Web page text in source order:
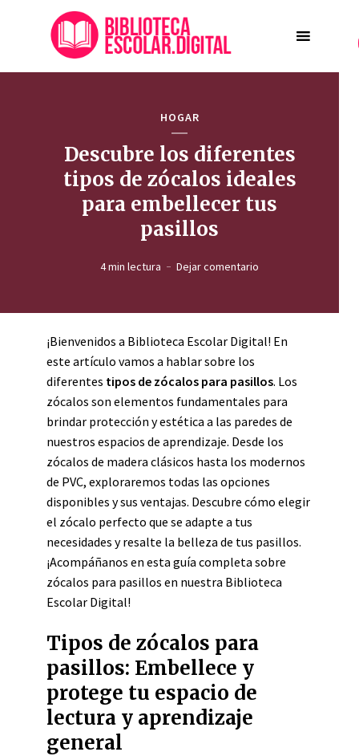
HOGAR
Descubre los diferentes
tipos de zócalos ideales
para embellecer tus
pasillos
4 min lectura Dejar comentario
¡Bienvenidos a Biblioteca Escolar Digital! En
este artículo vamos a hablar sobre los
diferentes tipos de zócalos para pasillos. Los
zócalos son elementos fundamentales para
brindar protección y estética a las paredes de
nuestros espacios de aprendizaje. Desde los
zócalos de madera clásicos hasta los modernos
de PVC, exploraremos todas las opciones
disponibles y sus ventajas. Descubre cómo elegir
el zócalo perfecto que se adapte a tus
necesidades y resalte la belleza de tus pasillos.
¡Acompáñanos en esta guía completa sobre
zócalos para pasillos en nuestra Biblioteca
Escolar Digital!
Tipos de zócalos para
pasillos: Embellece y
protege tu espacio de
lectura y aprendizaje
general